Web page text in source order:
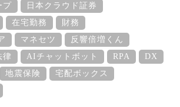
プ
日本クラウド証券
在宅勤務
財務
マネセツ
反響倍増くん
律 AIチャットボット RPA
DX
地震保険
宅配ボックス